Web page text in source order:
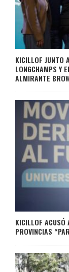
KICILLOF JUNTO
LONGCHAMPS Y
ALMIRANTE
KICILLOF ACUSÓ
PROVINCIAS